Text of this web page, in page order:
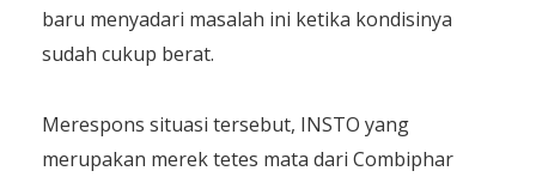
baru menyadari masalah ini ketika kondisinya
sudah cukup berat.
Merespons situasi tersebut, INSTO yang
merupakan merek tetes mata dari Combiphar